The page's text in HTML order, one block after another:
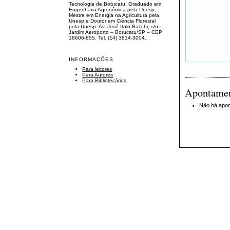
Tecnologia de Botucatu. Graduado em
Engenharia Agronômica pela Unesp,
Mestre em Energia na Agricultura pela
Unesp e Doutor em Ciência Florestal
pela Unesp. Av. José Italo Bacchi, s/n –
Jardim Aeroporto – Botucatu/SP – CEP
18606-855. Tel. (14) 3814-3004.
INFORMAÇÕES
Para leitores
Para Autores
Para Bibliotecários
Não há